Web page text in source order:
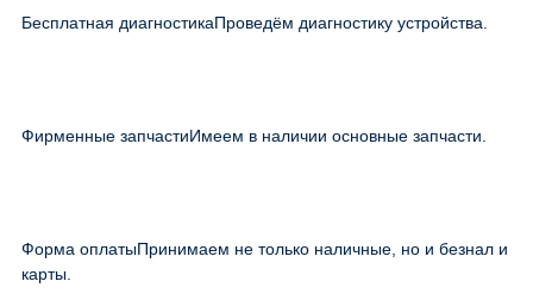
Бесплатная диагностикаПроведём диагностику устройства.
Фирменные запчастиИмеем в наличии основные запчасти.
Форма оплатыПринимаем не только наличные, но и безнал и
карты.